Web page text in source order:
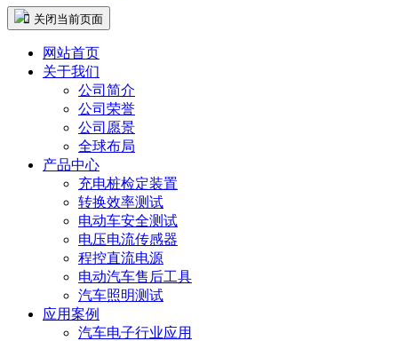
 关闭当前页面
网站首页
关于我们
公司简介
公司荣誉
公司愿景
全球布局
产品中心
充电桩检定装置
转换效率测试
电动车安全测试
电压电流传感器
程控直流电源
电动汽车售后工具
汽车照明测试
应用案例
汽车电子行业应用